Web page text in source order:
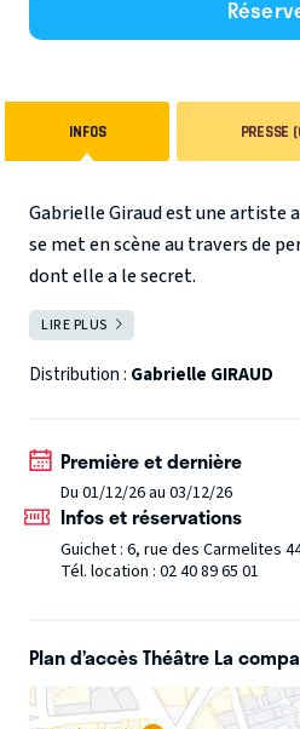
INFOS PRESSE
Gabrielle Giraud est une artiste
se met en scène au travers de
dont elle a le secret.
Elle puise son inspiration dans
naître : La Méditerranée. Elle
univers solaire, drôle et
LIRE PLUS
Distribution : Gabrielle GIRAUD
Première et dernière
Du 01/12/26 au 03/12/26
Infos et réservations
Guichet : 6, rue des Carmelites
Tél. location : 02 40 89 65 01
Plan d’accès Théâtre La